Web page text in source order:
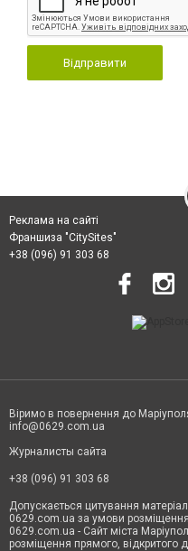
Відправити
Реклама на сайті
Франшиза "CitySites"
+38 (096) 91 303 68
Віримо в повернення до
info@0629.com.ua
Журналисты сайта
+38 (096) 91 303 68
Допускається цитування
0629.com.ua за умови
0629.com.ua - Сайт міста
розміщення прямого, відкритого